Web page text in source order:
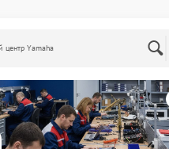
центр Yamaha